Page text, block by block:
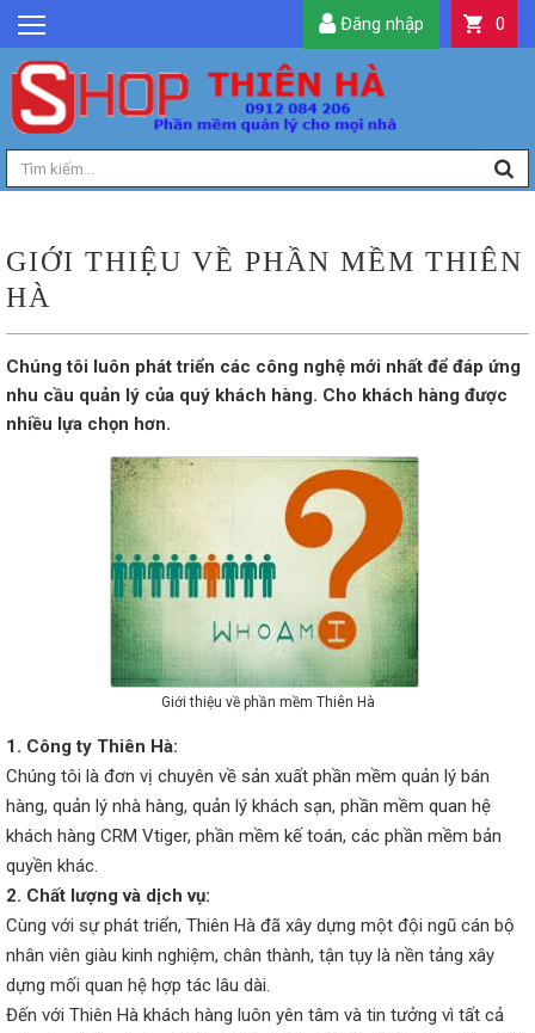
GIỚI THIỆU
TIN TỨC
SẢN PHẨM
DỊCH VỤ
TIỆN ÍCH
QUẢN LÝ
0
Đăng nhập
GIỚI THIỆU VỀ PHẦN MỀM THIÊN
HÀ
Chúng tôi luôn phát triển các công nghệ mới nhất để đáp ứng
nhu cầu quản lý của quý khách hàng. Cho khách hàng được
nhiều lựa chọn hơn.
Giới thiệu về phần mềm Thiên Hà
1. Công ty Thiên Hà:
Chúng tôi là đơn vị chuyên về sản xuất phần mềm quản lý bán
hàng, quản lý nhà hàng, quản lý khách sạn, phần mềm quan hệ
khách hàng CRM Vtiger, phần mềm kế toán, các phần mềm bản
quyền khác.
2. Chất lượng và dịch vụ:
Cùng với sự phát triển, Thiên Hà đã xây dựng một đội ngũ cán bộ
nhân viên giàu kinh nghiệm, chân thành, tận tụy là nền tảng xây
dựng mối quan hệ hợp tác lâu dài.
Đến với Thiên Hà khách hàng luôn yên tâm và tin tưởng vì tất cả